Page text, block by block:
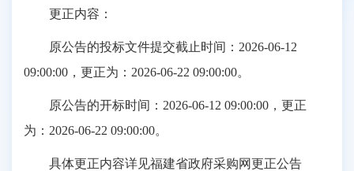
更正内容：
原公告的投标文件提交截止时间：2026-06-12
09:00:00，更正为：2026-06-22 09:00:00。
原公告的开标时间：2026-06-12 09:00:00，更正
为：2026-06-22 09:00:00。
具体更正内容详见福建省政府采购网更正公告